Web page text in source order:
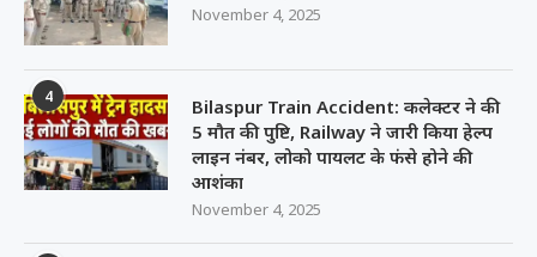
November 4, 2025
4
Bilaspur Train Accident: कलेक्टर ने की
5 मौत की पुष्टि, Railway ने जारी किया हेल्प
लाइन नंबर, लोको पायलट के फंसे होने की
आशंका
November 4, 2025